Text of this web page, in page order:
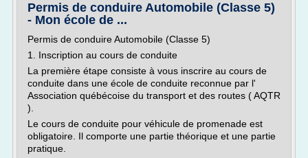
Permis de conduire Automobile (Classe 5)
- Mon école de ...
Permis de conduire Automobile (Classe 5)
1. Inscription au cours de conduite
La première étape consiste à vous inscrire au cours de
conduite dans une école de conduite reconnue par l'
Association québécoise du transport et des routes ( AQTR
).
Le cours de conduite pour véhicule de promenade est
obligatoire. Il comporte une partie théorique et une partie
pratique.